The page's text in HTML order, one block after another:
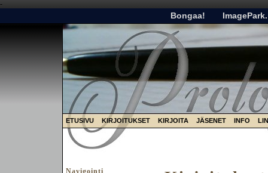
-
Bongaa!
ETUSIVU KIRJOITUKSET KIRJOITA JÄSENET INFO
Navigointi